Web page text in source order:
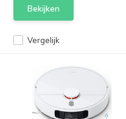
Vergelijk
Bekijken